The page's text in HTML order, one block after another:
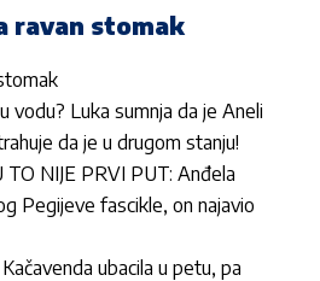
ravan stomak
vodu? Luka sumnja da je Aneli
da je u drugom stanju!
NIJE PRVI PUT: Anđela
Pegijeve fascikle, on najavio
ubacila u petu, pa